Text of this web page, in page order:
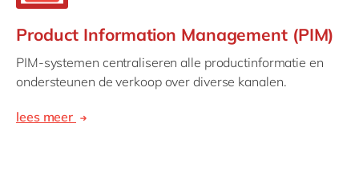
Product Information Management (PIM)
PIM-systemen centraliseren alle productinformatie en
ondersteunen de verkoop over diverse kanalen.
lees meer